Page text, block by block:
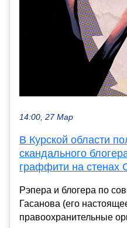
14:00, 27 Мар
В Курской области
скандального
граффити на стенах
Рэпера и блогера по
Гасанова (его
правоохранительные